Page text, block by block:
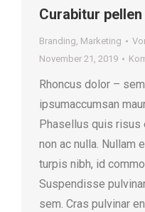
Curabitur
Branding, Marketing
November 21, 2019
Rhoncus dolor –
ipsumaccumsan
Phasellus quis
non ac nulla. Nullam
turpis nibh, id
Suspendisse
sem. Cras pulvinar